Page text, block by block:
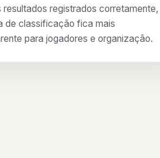
resultados registrados corretamente,
de classificação fica mais
para jogadores e organização.